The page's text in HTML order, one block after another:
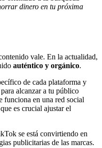
dinero en tu próxima
vale. En la actualidad,
auténtico y orgánico.
de cada plataforma y
alcanzar a tu público
funciona en una red social
es crucial ajustar el
se está convirtiendo en
publicitarias de las marcas.